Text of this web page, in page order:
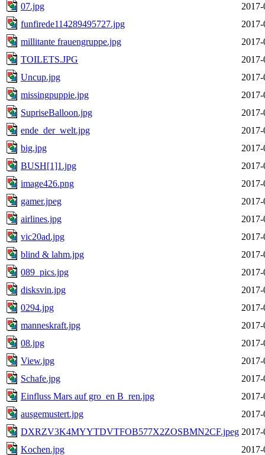
07.jpg
funfirede114289495727.jpg
millitante frauengruppe.jpg
TOILETS.JPG
Uncup.jpg
missingpuppie.jpg
SupriseBalloon.jpg
ende_der_welt.jpg
big.jpg
BUSH[1]1.jpg
image426.png
gamer.jpeg
airlines.jpg
vic20ad.jpg
blind & lahm.jpg
089_pics.jpg
disksvin.jpg
0294.jpg
manneskraft.jpg
08.jpg
View.jpg
Schafe.jpg
Einfluss Mars auf gro_en B_ren.jpg
ausgemustert.jpg
DXRZV3K4MYYTDVTFOB577X2ZOSBMN2CF.jpeg
Kochen.jpg